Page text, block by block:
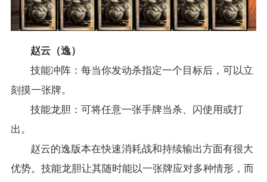
赵云（逸）
技能冲阵：每当你发动杀指定一个目标后，可以立
刻摸一张牌。
技能龙胆：可将任意一张手牌当杀、闪使用或打
出。
赵云的逸版本在快速消耗战和持续输出方面有很大
优势。技能龙胆让其随时能以一张牌应对多种情形，而